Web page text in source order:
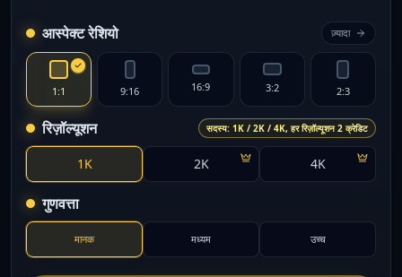
आस्पेक्ट रेशियो ज़्यादा
1:1 9:16 16:9 3:2 2:3
रिज़ॉल्यूशन सदस्य: 1K / 2K / 4K, हर रिज़ॉल्यूशन 2 क्रेडिट
1K 2K 4K
गुणवत्ता
मानक मध्यम उच्च